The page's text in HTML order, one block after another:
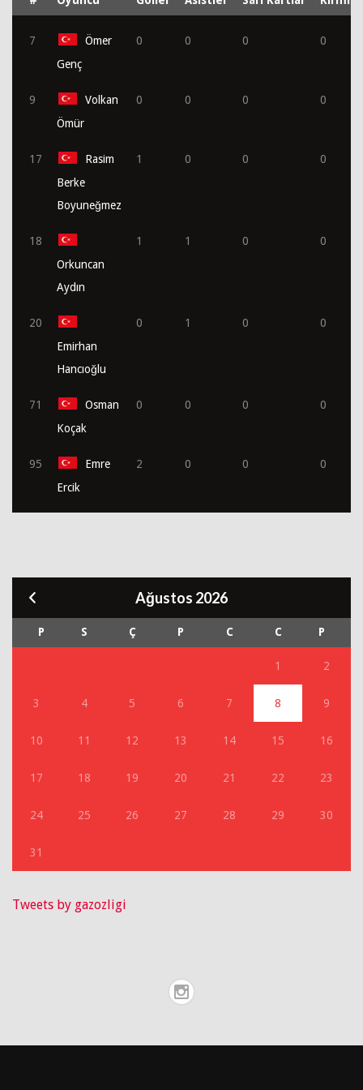
7
Ömer
Genç
0 0 0 0
9
Volkan
Ömür
0 0 0 0
17
Rasim
Berke
Boyuneğmez
1 0 0 0
18
Orkuncan
Aydın
1 1 0 0
20
Emirhan
Hancıoğlu
0 1 0 0
71
Osman
Koçak
0 0 0 0
95
Emre
Ercik
2 0 0 0
Ağustos 2026
P S Ç P C C P
1 2
3 4 5 6 7 8 9
10 11 12 13 14 15 16
17 18 19 20 21 22 23
24 25 26 27 28 29 30
31
Tweets by gazozligi